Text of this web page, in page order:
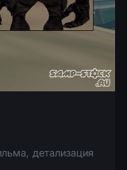
детализация